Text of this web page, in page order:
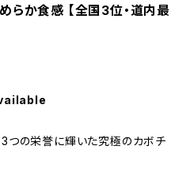
か食感 【全国3位・道内最
3つの栄誉に輝いた究極のカボチ